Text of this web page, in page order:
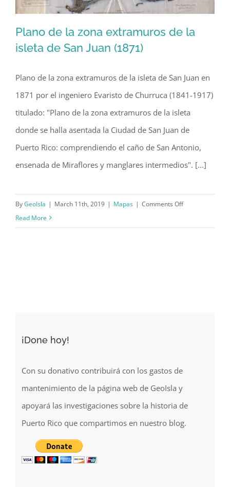
Plano de la zona extramuros de la
isleta de San Juan (1871)
Plano de la zona extramuros de la
isleta de San Juan (1871)
Plano de la zona extramuros de la isleta de San Juan en
1871 por el ingeniero Evaristo de Churruca (1841-1917)
titulado: "Plano de la zona extramuros de la isleta
donde se halla asentada la Ciudad de San Juan de
Puerto Rico: comprendiendo el caño de San Antonio,
ensenada de Miraflores y manglares intermedios". [...]
ByGeoIsla | March 11th, 2019 | Mapas | Comments Offon
Read More
¡Done hoy!
Con su donativo contribuirá con los gastos de
mantenimiento de la página web de GeoIsla y
apoyará las investigaciones sobre la historia de
Puerto Rico que compartimos en nuestro blog.